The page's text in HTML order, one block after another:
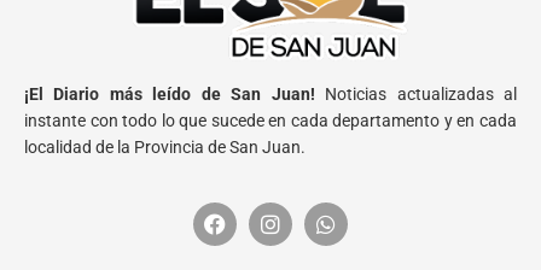
¡El Diario más leído de San Juan! Noticias actualizadas al
instante con todo lo que sucede en cada departamento y en cada
localidad de la Provincia de San Juan.